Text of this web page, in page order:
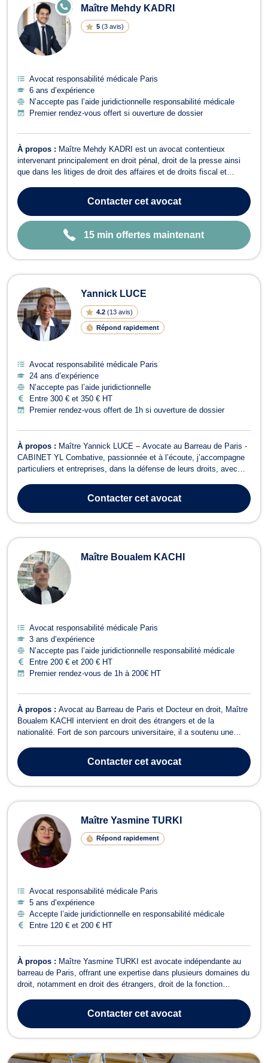
Maître Mehdy KADRI
5 (3 avis)
E
N
LI
E
Avocat responsabilité médicale Paris
6 ans d’expérience
N’accepte pas l’aide juridictionnelle responsabilité médicale
Premier rendez-vous offert si ouverture de dossier
À propos : Maître Mehdy KADRI est un avocat contentieux
intervenant principalement en droit pénal, droit de la presse ainsi
que dans les litiges de droit des affaires et de droits fiscal et
qualités de prévenus, d'accusés ou de victimes d'infraction devant
toutes les juri...
Contactercet avocat
15 min offertes maintenant
Yannick LUCE
4.2 (13 avis)
Répond rapidement
Avocat responsabilité médicale Paris
24 ans d’expérience
N’accepte pas l’aide juridictionnelle
Entre 300 € et 350 € HT
Premier rendez-vous offert de 1h si ouverture de dossier
À propos : Maître Yannick LUCE – Avocate au Barreau de Paris -
CABINET YL Combative, passionnée et à l’écoute, j’accompagne
particuliers et entreprises, dans la défense de leurs droits, avec
engagé Diplômée en droit de l’Université Paris XI, j’ai d’abord
exercé dans l...
Contactercet avocat
Maître Boualem KACHI
Avocat responsabilité médicale Paris
3 ans d’expérience
N’accepte pas l’aide juridictionnelle responsabilité médicale
Entre 200 € et 200 € HT
Premier rendez-vous de 1h à 200€ HT
À propos : Avocat au Barreau de Paris et Docteur en droit, Maître
Boualem KACHI intervient en droit des étrangers et de la
nationalité. Fort de son parcours universitaire, il a soutenu une
étrangers et a effectué un stage pratique au sein du service
contentieux des étrangers...
Contactercet avocat
Maître Yasmine TURKI
Répond rapidement
Avocat responsabilité médicale Paris
5 ans d’expérience
Accepte l’aide juridictionnelle en responsabilité médicale
Entre 120 € et 200 € HT
À propos : Maître Yasmine TURKI est avocate indépendante au
barreau de Paris, offrant une expertise dans plusieurs domaines du
droit, notamment en droit des étrangers, droit de la fonction
fonction publique, elle offre des conseils et une représentation pour
les agent...
Contactercet avocat